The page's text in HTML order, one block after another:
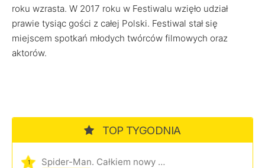
roku wzrasta. W 2017 roku w Festiwalu wzięło udział
prawie tysiąc gości z całej Polski. Festiwal stał się
miejscem spotkań młodych twórców filmowych oraz
aktorów.
TOP TYGODNIA
1 Spider-Man. Całkiem nowy dzień